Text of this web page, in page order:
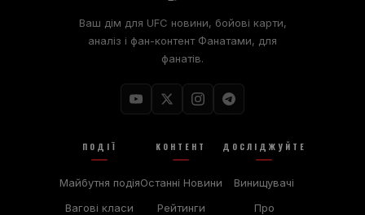
Ваш дім для UFC новини, бойові карти,
аналіз і фан-контент Фанатами, для
фанатів.
ПОДІЇ
Майбутня подія
Вагові класи
КОНТЕНТ
Останні Новини
Рейтинги
ДОСЛІДЖУЙТЕ
Винищувачі
Про